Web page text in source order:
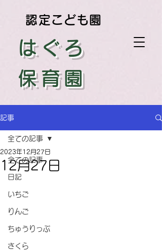
はぐろ
保育園
認定こども園
記事
全ての記事
日記
いちご
りんご
ちゅうりっぷ
さくら
全ての記事
12月27日
2023年12月27日